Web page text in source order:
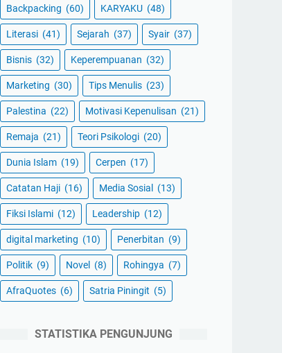
Backpacking (60) KARYAKU (48)
Literasi (41) Sejarah (37) Syair (37)
Bisnis (32) Keperempuanan (32)
Marketing (30) Tips Menulis (23)
Palestina (22) Motivasi Kepenulisan (21)
Remaja (21) Teori Psikologi (20)
Dunia Islam (19) Cerpen (17)
Catatan Haji (16) Media Sosial (13)
Fiksi Islami (12) Leadership (12)
digital marketing (10) Penerbitan (9)
Politik (9) Novel (8) Rohingya (7)
AfraQuotes (6) Satria Piningit (5)
STATISTIKA PENGUNJUNG